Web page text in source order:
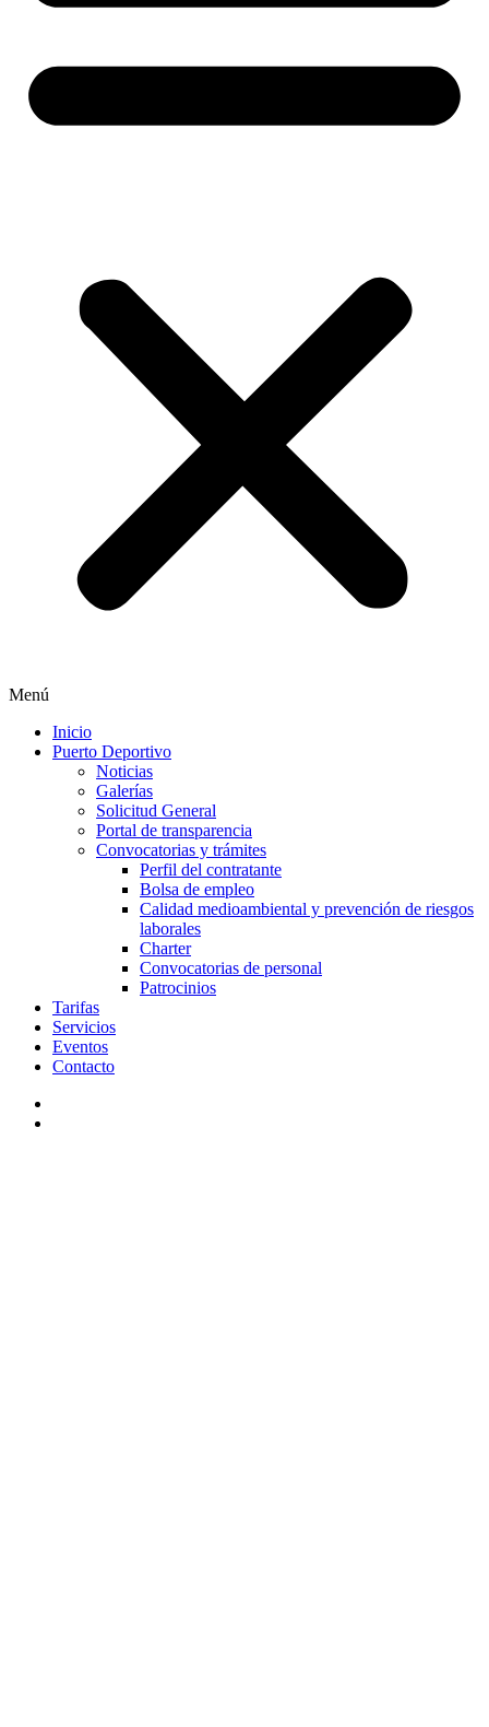
Menú
Inicio
Puerto Deportivo
Noticias
Galerías
Solicitud General
Portal de transparencia
Convocatorias y trámites
Perfil del contratante
Bolsa de empleo
Calidad medioambiental y prevención de riesgos
laborales
Charter
Convocatorias de personal
Patrocinios
Tarifas
Servicios
Eventos
Contacto